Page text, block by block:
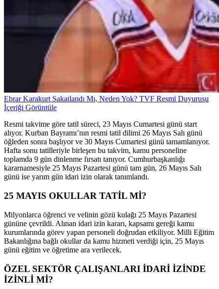
Ebrar Karakurt Sakatlandı Mı, Neden Yok? TVF Resmi Duyurusu
İçeriği Görüntüle
Resmi takvime göre tatil süreci, 23 Mayıs Cumartesi günü start
alıyor. Kurban Bayramı’nın resmi tatil dilimi 26 Mayıs Salı günü
öğleden sonra başlıyor ve 30 Mayıs Cumartesi günü tamamlanıyor.
Hafta sonu tatilleriyle birleşen bu takvim, kamu personeline
toplamda 9 gün dinlenme fırsatı tanıyor. Cumhurbaşkanlığı
kararnamesiyle 25 Mayıs Pazartesi günü tam gün, 26 Mayıs Salı
günü ise yarım gün idari izin olarak tanımlandı.
25 MAYIS OKULLAR TATİL Mİ?
Milyonlarca öğrenci ve velinin gözü kulağı 25 Mayıs Pazartesi
gününe çevrildi. Alınan idari izin kararı, kapsamı gereği kamu
kurumlarında görev yapan personeli doğrudan etkiliyor. Milli Eğitim
Bakanlığına bağlı okullar da kamu hizmeti verdiği için, 25 Mayıs
günü eğitim ve öğretime ara verilecek.
ÖZEL SEKTÖR ÇALIŞANLARI İDARİ İZİNDE
İZİNLİ Mİ?